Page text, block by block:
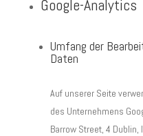
Google-Analytics
Umfang der
Daten
Auf unserer Seite
des Unternehmens
Barrow Street, 4 Dublin,